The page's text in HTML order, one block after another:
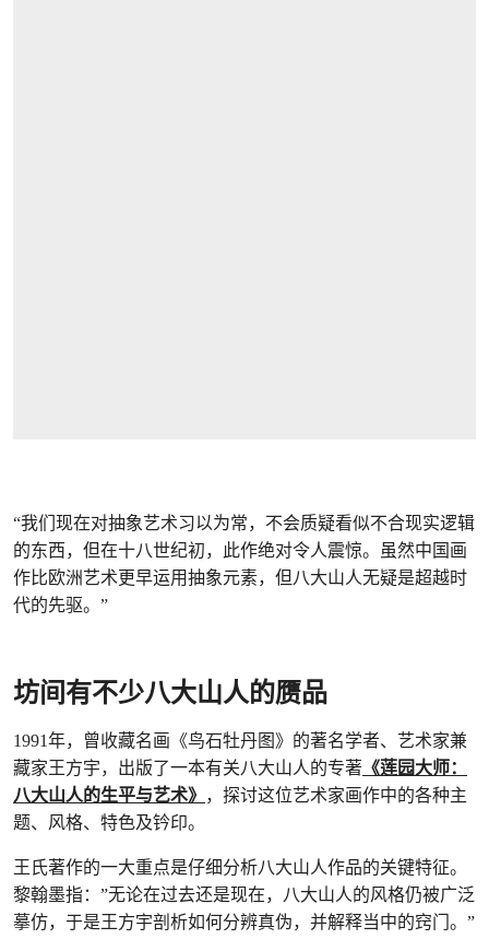
“我们现在对抽象艺术习以为常，不会质疑看似不合现实逻辑
的东西，但在十八世纪初，此作绝对令人震惊。虽然中国画
作比欧洲艺术更早运用抽象元素，但八大山人无疑是超越时
代的先驱。”
坊间有不少八大山人的赝品
1991年，曾收藏名画《鸟石牡丹图》的著名学者、艺术家兼
藏家王方宇，出版了一本有关八大山人的专著 《莲园大师：
八大山人的生平与艺术》 ，探讨这位艺术家画作中的各种主
题、风格、特色及钤印。
王氏著作的一大重点是仔细分析八大山人作品的关键特征。
黎翰墨指：”无论在过去还是现在，八大山人的风格仍被广泛
摹仿，于是王方宇剖析如何分辨真伪，并解释当中的窍门。”